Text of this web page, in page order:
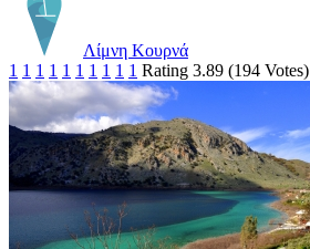
Λίμνη Κουρνά
1 1 1 1 1 1 1 1 1 1 Rating 3.89 (194 Votes)